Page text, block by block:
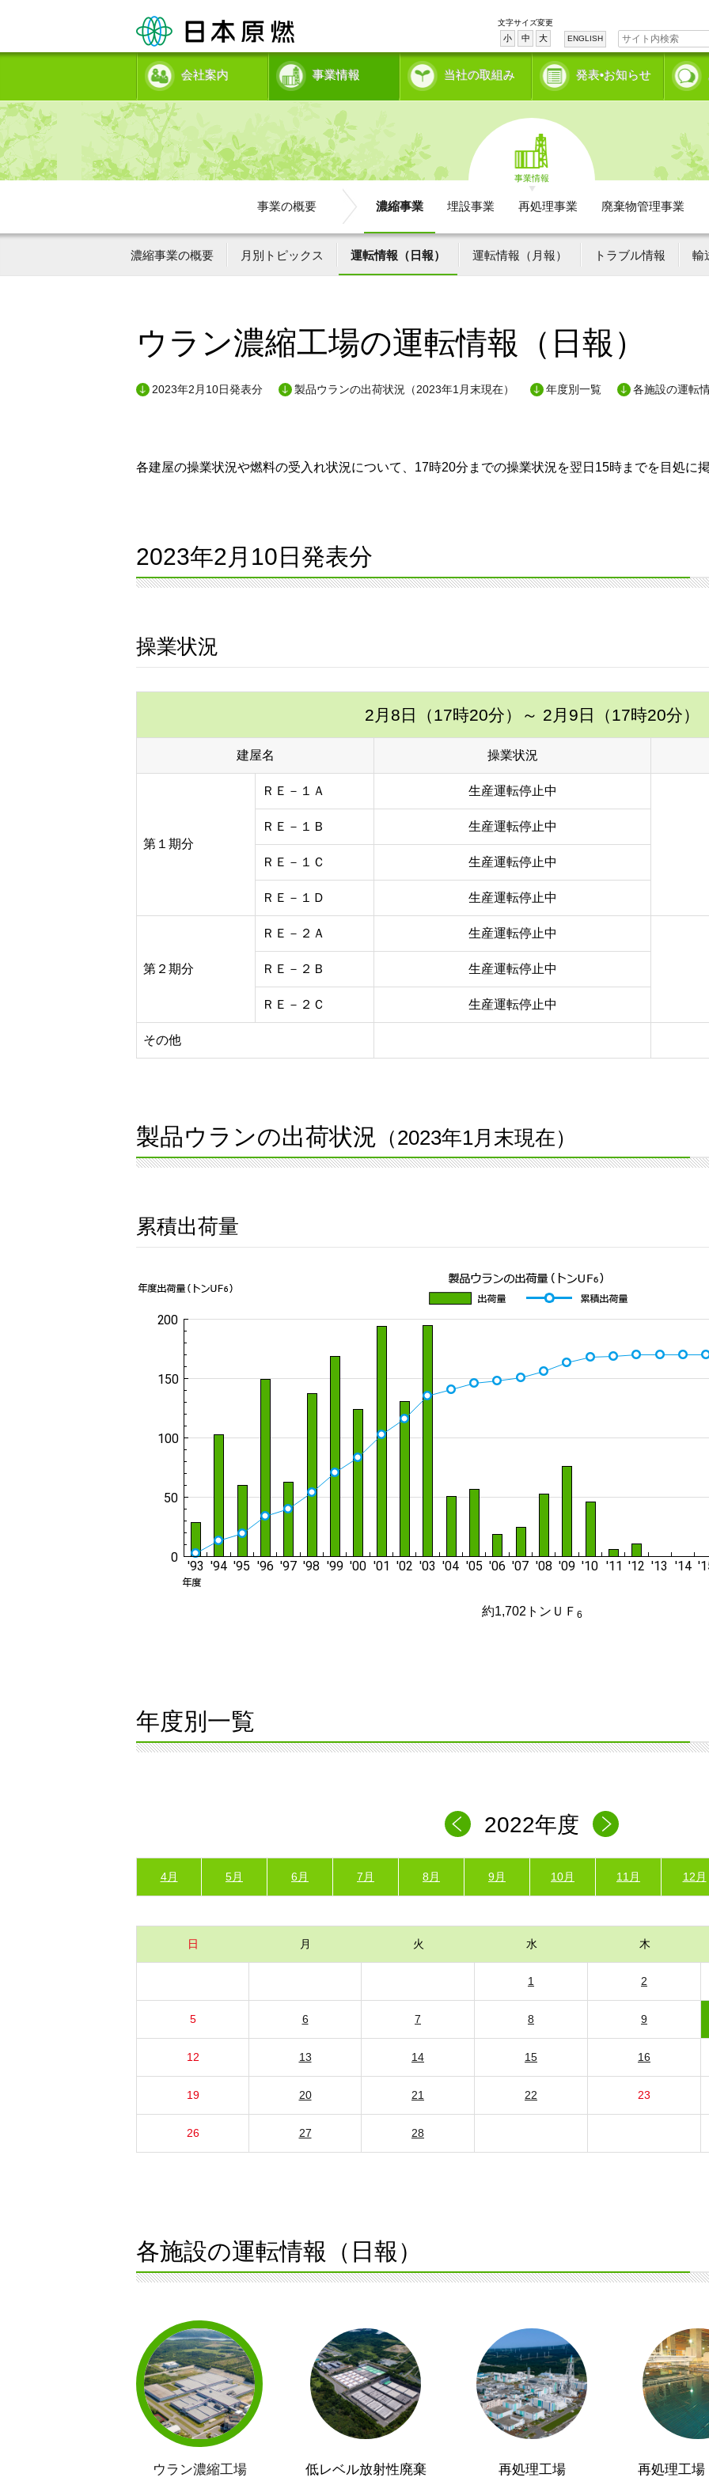
文字サイズ変更
小 中 大 ENGLISH
会社案内 事業情報 当社の取組み 発表•お知らせ
事業情報
事業の概要 濃縮事業 埋設事業 再処理事業 廃棄物管理事業
濃縮事業の概要 月別トピックス 運転情報（日報） 運転情報（月報） トラブル情報 輸
ウラン濃縮工場の運転情報（日報）
2023年2月10日発表分 製品ウランの出荷状況（2023年1月末現在） 年度別一覧 各施設の運転
各建屋の操業状況や燃料の受入れ状況について、17時20分までの操業状況を翌日15時までを目処に
2023年2月10日発表分
操業状況
2月8日（17時20分） ～ 2月9日（17時20分）
建屋名 操業状況
第１期分
ＲＥ－１Ａ 生産運転停止中
ＲＥ－１Ｂ 生産運転停止中
ＲＥ－１Ｃ 生産運転停止中
ＲＥ－１Ｄ 生産運転停止中
第２期分
ＲＥ－２Ａ 生産運転停止中
ＲＥ－２Ｂ 生産運転停止中
ＲＥ－２Ｃ 生産運転停止中
その他
製品ウランの出荷状況 （2023年1月末現在）
累積出荷量
約1,702トンＵＦ 6
年度別一覧
2022年度
4月 5月 6月 7月 8月 9月 10月 11月 12月
日 月 火 水 木
1 2
5 6 7 8 9
12 13 14 15 16
19 20 21 22 23
26 27 28
各施設の運転情報（日報）
ウラン濃縮工場 低レベル放射性廃棄 再処理工場 再処理工場